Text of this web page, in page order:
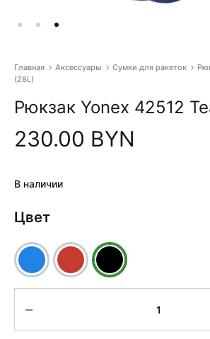
Главная Аксессуары Сумки для ракеток
(28L)
Рюкзак Yonex 42512
230.00 BYN
В наличии
Цвет